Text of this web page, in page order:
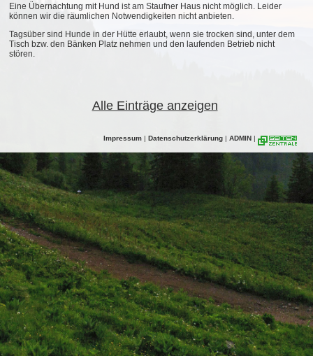
Eine Übernachtung mit Hund ist am Staufner Haus nicht möglich. Leider
können wir die räumlichen Notwendigkeiten nicht anbieten.
Tagsüber sind Hunde in der Hütte erlaubt, wenn sie trocken sind, unter dem
Tisch bzw. den Bänken Platz nehmen und den laufenden Betrieb nicht
stören.
Alle Einträge anzeigen
Impressum | Datenschutzerklärung | ADMIN |